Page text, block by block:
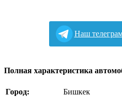
Наш
Полная характеристика
Город:
Бишкек